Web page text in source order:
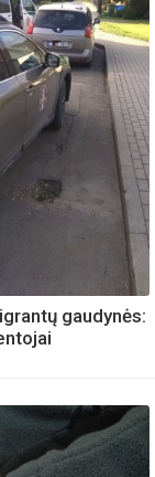
gaudynės: